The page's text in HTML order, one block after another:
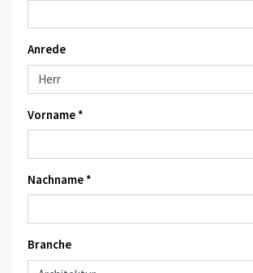
Anrede
Vorname *
Nachname *
Branche